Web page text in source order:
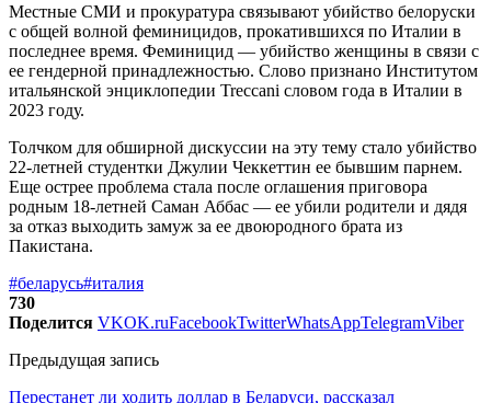
Местные СМИ и прокуратура связывают убийство белоруски
с общей волной феминицидов, прокатившихся по Италии в
последнее время. Феминицид — убийство женщины в связи с
ее гендерной принадлежностью. Слово признано Институтом
итальянской энциклопедии Treccani словом года в Италии в
2023 году.
Толчком для обширной дискуссии на эту тему стало убийство
22-летней студентки Джулии Чеккеттин ее бывшим парнем.
Еще острее проблема стала после оглашения приговора
родным 18-летней Саман Аббас — ее убили родители и дядя
за отказ выходить замуж за ее двоюродного брата из
Пакистана.
#беларусь#италия
730
Поделится VKOK.ruFacebookTwitterWhatsAppTelegramViber
Предыдущая запись
Перестанет ли ходить доллар в Беларуси, рассказал